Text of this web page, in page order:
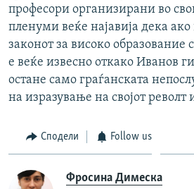
професори организирани во
пленуми веќе најавија дека
законот за високо образование
е веќе извесно откако Иванов
остане само граѓанската
на изразување на својот револт
Сподели Follow us
Фросина Димеска